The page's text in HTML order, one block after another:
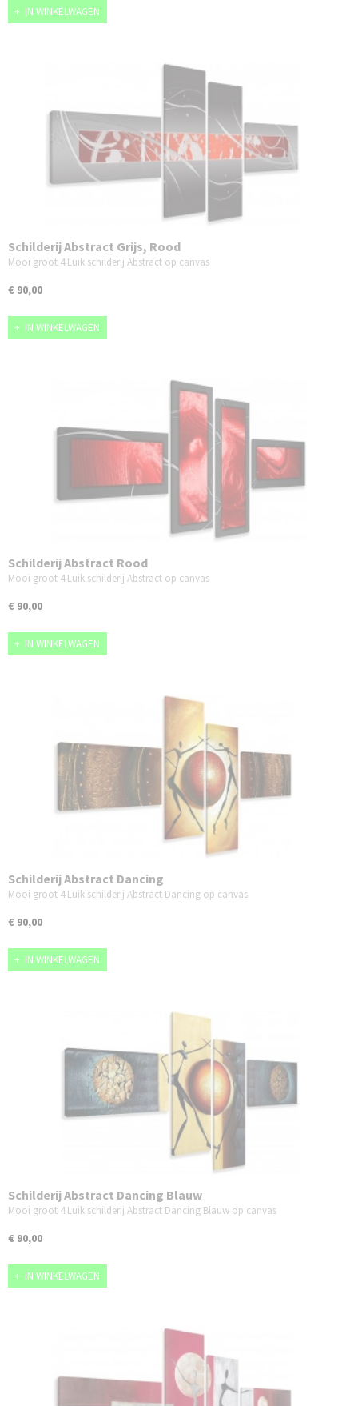
IN WINKELWAGEN
Schilderij Abstract Grijs, Rood
Mooi groot 4 Luik schilderij Abstract op canvas
€ 90,00
IN WINKELWAGEN
Schilderij Abstract Rood
Mooi groot 4 Luik schilderij Abstract op canvas
€ 90,00
IN WINKELWAGEN
Schilderij Abstract Dancing
Mooi groot 4 Luik schilderij Abstract Dancing op canvas
€ 90,00
IN WINKELWAGEN
Schilderij Abstract Dancing Blauw
Mooi groot 4 Luik schilderij Abstract Dancing Blauw op canvas
€ 90,00
IN WINKELWAGEN